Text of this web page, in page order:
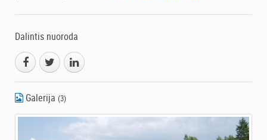
Dalintis nuoroda
Galerija (3)